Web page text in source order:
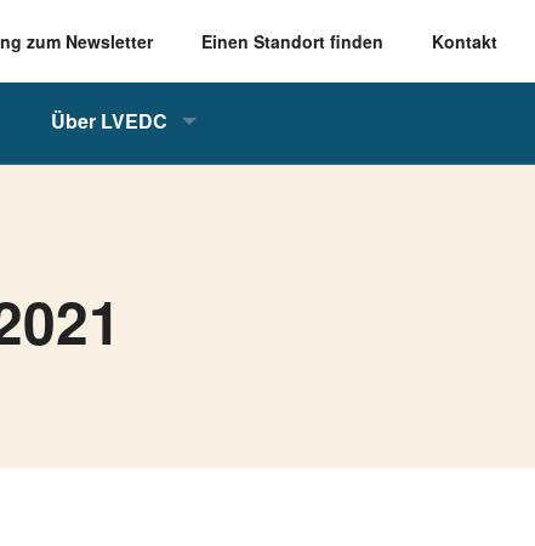
zum Newsletter Einen Standort finden Kontakt
Über LVEDC